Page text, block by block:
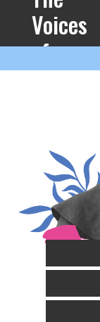
Voices
of
Spring